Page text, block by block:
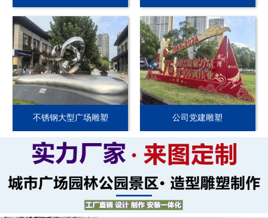
不锈钢大型广场雕塑 公司党建雕塑